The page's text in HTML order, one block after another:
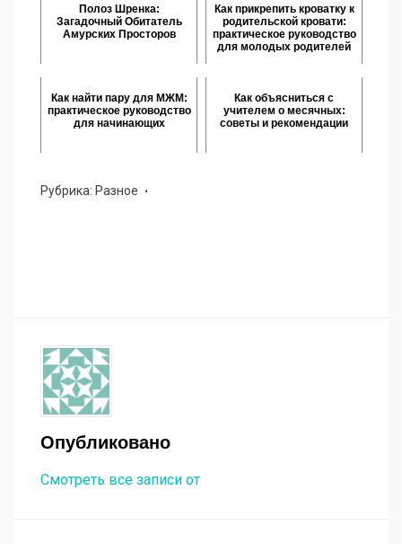
Полоз Шренка:
Загадочный Обитатель
Амурских Просторов
Как прикрепить кроватку к
родительской кровати:
практическое руководство
для молодых родителей
Как найти пару для МЖМ:
практическое руководство
для начинающих
Как объясниться с
учителем о месячных:
советы и рекомендации
Рубрика: Разное
Опубликовано
Смотреть все записи от